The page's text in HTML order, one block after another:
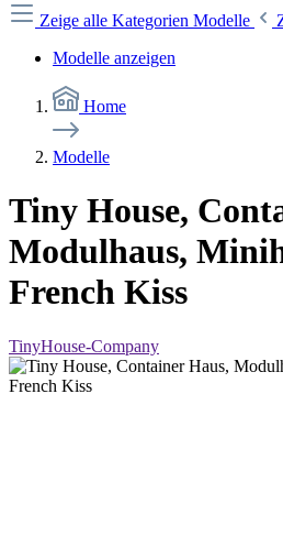
Zeige alle Kategorien Modelle
Modelle anzeigen
Home
Modelle
Tiny House,
Modulhaus,
French Kiss
TinyHouse-Company